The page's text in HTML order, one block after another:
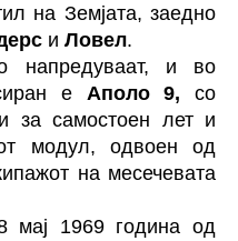
на Земјата, заедно
и Ловел.
напредуваат, и во
е Аполо 9, со
за самостоен лет и
модул, одвоен од
на месечевата
мај 1969 година од